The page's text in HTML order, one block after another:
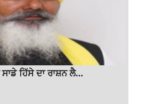
ਸਾਡੇ ਹਿੱਸੇ ਦਾ ਰਾਸ਼ਨ ਲੈ...